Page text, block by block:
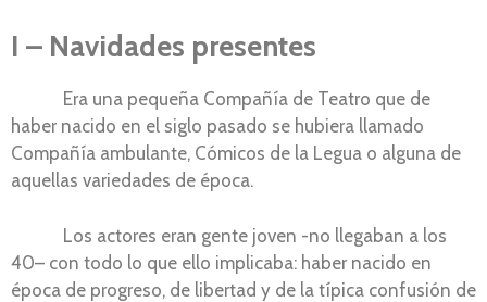
I – Navidades presentes
Era una pequeña Compañía de Teatro que de
haber nacido en el siglo pasado se hubiera llamado
Compañía ambulante, Cómicos de la Legua o alguna de
aquellas variedades de época.
Los actores eran gente joven -no llegaban a los
40– con todo lo que ello implicaba: haber nacido en
época de progreso, de libertad y de la típica confusión de